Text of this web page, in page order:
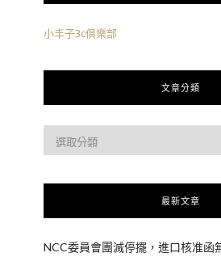
小丰子3c俱樂部
文章分類
最新文章
NCC委員會團滅停擺，進口核准函